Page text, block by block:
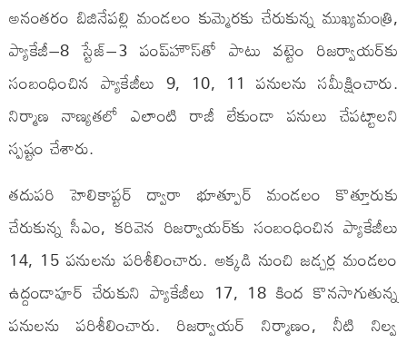
అనంతరం బిజినేపల్లి మండలం కుమ్మెరకు చేరుకున్న ముఖ్యమంత్రి,
ప్యాకేజీ–8 స్టేజ్–3 పంప్‌హౌస్‌తో పాటు వట్టెం రిజర్వాయర్‌కు
సంబంధించిన ప్యాకేజీలు 9, 10, 11 పనులను సమీక్షించారు.
నిర్మాణ నాణ్యతలో ఎలాంటి రాజీ లేకుండా పనులు చేపట్టాలని
స్పష్టం చేశారు.
తదుపరి హెలికాప్టర్ ద్వారా భూత్పూర్ మండలం కొత్తూరుకు
చేరుకున్న సీఎం, కరివెన రిజర్వాయర్‌కు సంబంధించిన ప్యాకేజీలు
14, 15 పనులను పరిశీలించారు. అక్కడి నుంచి జడ్చర్ల మండలం
ఉద్దండాపూర్ చేరుకుని ప్యాకేజీలు 17, 18 కింద కొనసాగుతున్న
పనులను పరిశీలించారు. రిజర్వాయర్ నిర్మాణం, నీటి నిల్వ